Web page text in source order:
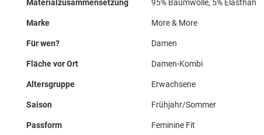
Materialzusammensetzung 95% Baumwolle, 5% Elasthan
Marke More & More
Für wen? Damen
Fläche vor Ort Damen-Kombi
Altersgruppe Erwachsene
Saison Frühjahr/Sommer
Passform Feminine Fit